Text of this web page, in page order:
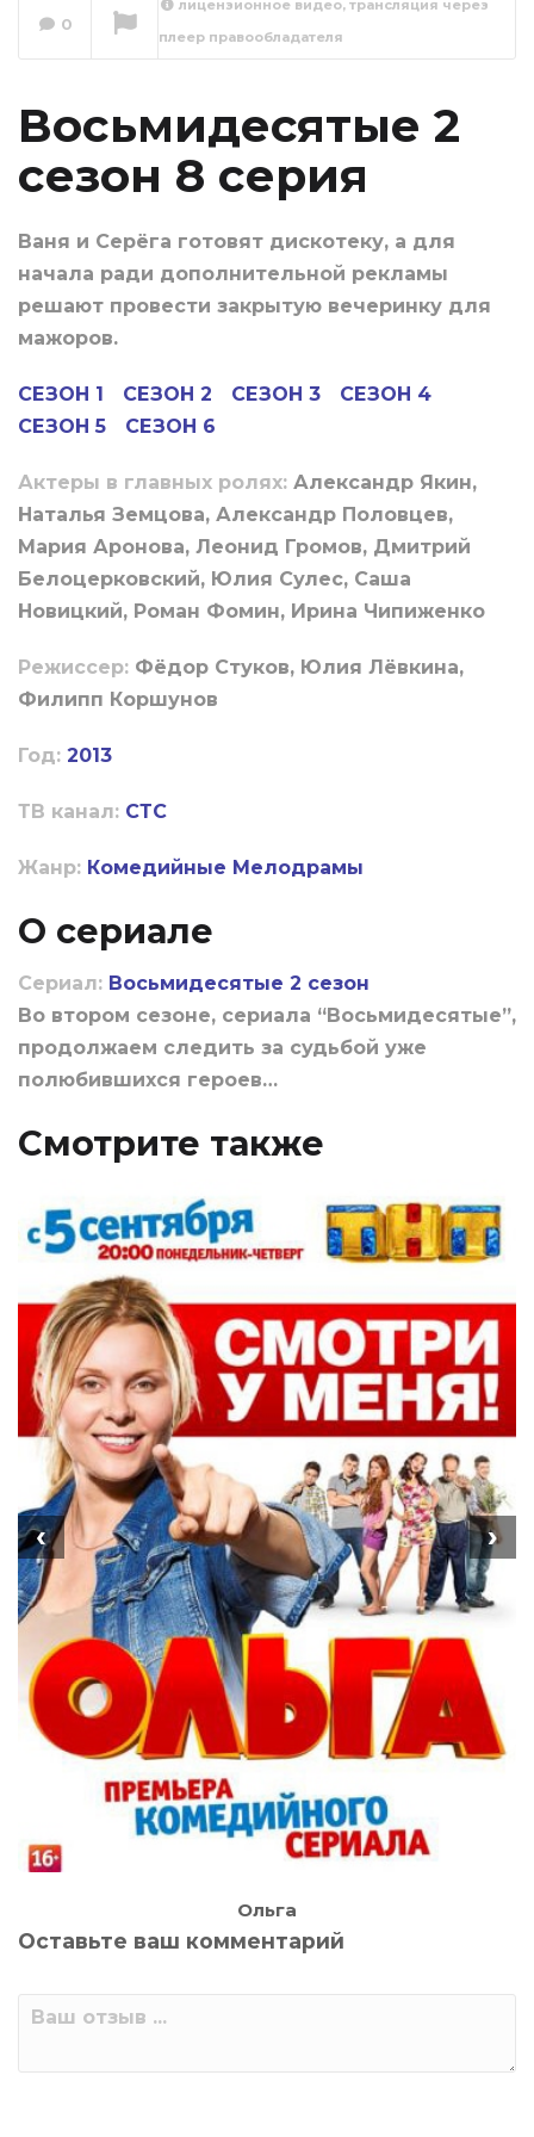
Восьмидесятые 2
0
лицензионное видео, трансляция через
плеер правообладателя
Восьмидесятые 2
сезон 8 серия
Ваня и Серёга готовят дискотеку, а для
начала ради дополнительной рекламы
решают провести закрытую вечеринку для
мажоров.
СЕЗОН 1 СЕЗОН 2 СЕЗОН 3
СЕЗОН 4
СЕЗОН 5
СЕЗОН 6
Актеры в главных ролях: Александр Якин,
Наталья Земцова, Александр Половцев,
Мария Аронова, Леонид Громов, Дмитрий
Белоцерковский, Юлия Сулес, Саша
Новицкий, Роман Фомин, Ирина Чипиженко
Режиссер: Фёдор Стуков, Юлия Лёвкина,
Филипп Коршунов
Год: 2013
ТВ канал: СТС
Жанр: Комедийные Мелодрамы
О сериале
Сериал: Восьмидесятые 2 сезон
Во втором сезоне, сериала “Восьмидесятые”,
продолжаем следить за судьбой уже
полюбившихся героев…
Смотрите также
Ольга
‹ ›
Оставьте ваш комментарий